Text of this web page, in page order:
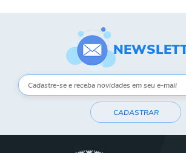
CADASTRAR